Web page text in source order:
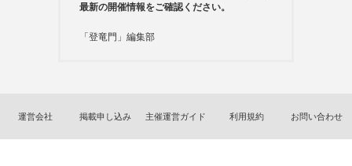
最新の開催情報をご確認ください。
「登竜門」編集部
運営会社 掲載申し込み 主催運営ガイド 利用規約 お問い合わせ